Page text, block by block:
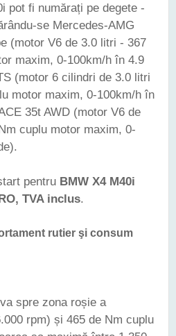
pot fi numărați pe degete -
se Mercedes-AMG
(motor V6 de 3.0 litri - 367
maxim, 0-100km/h în 4.9
(motor 6 cilindri de 3.0 litri
motor maxim, 0-100km/h în
35t AWD (motor V6 de
cuplu motor maxim, 0-
pentru BMW X4 M40i
TVA inclus.
rutier şi consum
spre zona roșie a
rpm) și 465 de Nm cuplu